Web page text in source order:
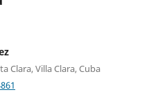
Clara, Villa Clara, Cuba